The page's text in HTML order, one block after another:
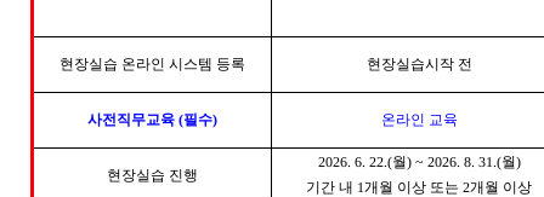
현장실습 온라인 시스템 등록 현장실습시작 전
사전직무교육(필수) 온라인 교육
현장실습 진행
2026. 6. 22.(월) ~ 2026. 8. 31.(월)
기간 내 1 개월 이상 또는2개월 이상